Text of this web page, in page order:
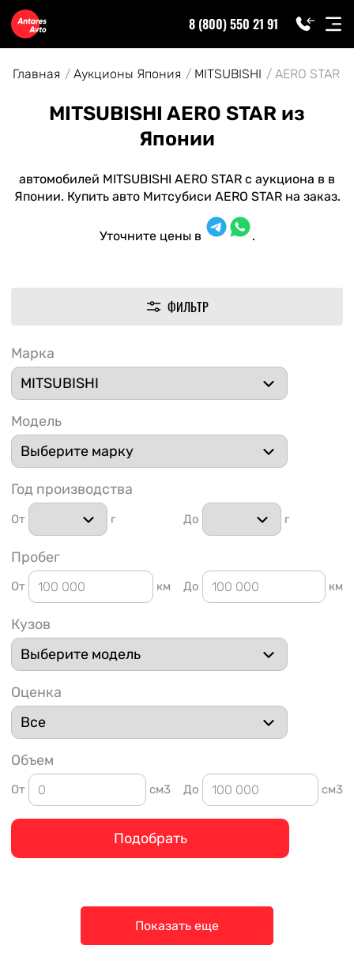
91
8 (800) 550 21 91
Главная Аукционы Япония MITSUBISHI AERO STAR
MITSUBISHI AERO STAR из
Японии
автомобилей MITSUBISHI AERO STAR с аукциона в в
Японии. Купить авто Митсубиси AERO STAR на заказ.
Уточните цены в .
ФИЛЬТР
Марка
Модель
Год производства
От г До г
Пробег
От км До км
Кузов
Оценка
Объем
От см3 До см3
Подобрать
Показать еще